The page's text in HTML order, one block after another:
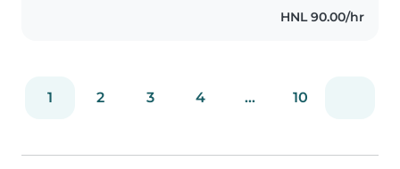
HNL 90.00/hr
1 2 3 4 ... 10